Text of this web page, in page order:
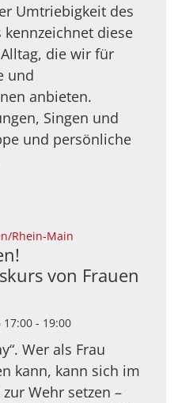
Umtriebigkeit des
diese
die wir für
und
anbieten.
Singen und
und persönliche
Rhein-Main
von Frauen
- 19:00
Wer als Frau
kann, kann sich im
Wehr setzen –